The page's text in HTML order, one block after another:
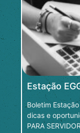
Estação
Boletim
dicas e
PARA